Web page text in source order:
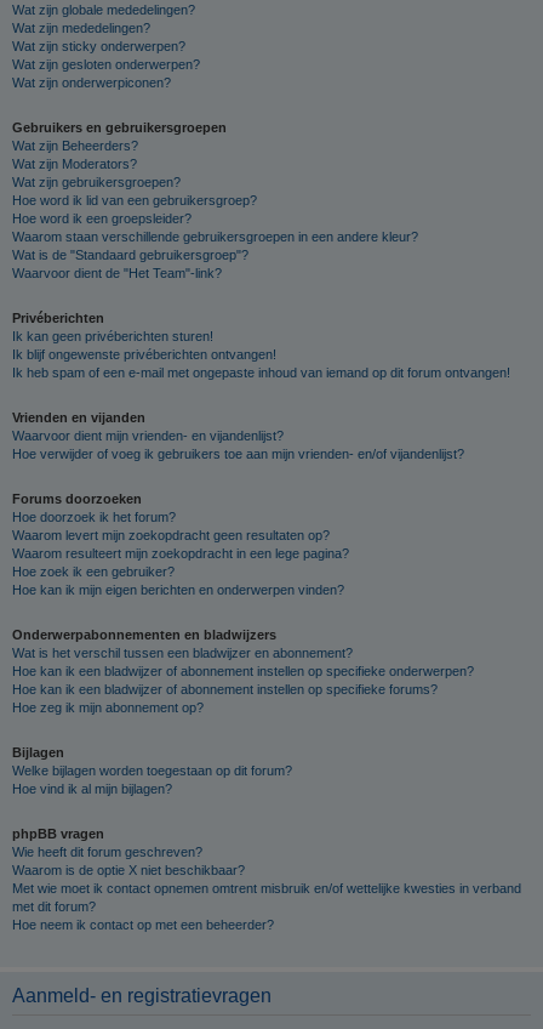
Wat zijn globale mededelingen?
Wat zijn mededelingen?
Wat zijn sticky onderwerpen?
Wat zijn gesloten onderwerpen?
Wat zijn onderwerpiconen?
Gebruikers en gebruikersgroepen
Wat zijn Beheerders?
Wat zijn Moderators?
Wat zijn gebruikersgroepen?
Hoe word ik lid van een gebruikersgroep?
Hoe word ik een groepsleider?
Waarom staan verschillende gebruikersgroepen in een andere kleur?
Wat is de "Standaard gebruikersgroep"?
Waarvoor dient de "Het Team"-link?
Privéberichten
Ik kan geen privéberichten sturen!
Ik blijf ongewenste privéberichten ontvangen!
Ik heb spam of een e-mail met ongepaste inhoud van iemand op dit forum ontvangen!
Vrienden en vijanden
Waarvoor dient mijn vrienden- en vijandenlijst?
Hoe verwijder of voeg ik gebruikers toe aan mijn vrienden- en/of vijandenlijst?
Forums doorzoeken
Hoe doorzoek ik het forum?
Waarom levert mijn zoekopdracht geen resultaten op?
Waarom resulteert mijn zoekopdracht in een lege pagina?
Hoe zoek ik een gebruiker?
Hoe kan ik mijn eigen berichten en onderwerpen vinden?
Onderwerpabonnementen en bladwijzers
Wat is het verschil tussen een bladwijzer en abonnement?
Hoe kan ik een bladwijzer of abonnement instellen op specifieke onderwerpen?
Hoe kan ik een bladwijzer of abonnement instellen op specifieke forums?
Hoe zeg ik mijn abonnement op?
Bijlagen
Welke bijlagen worden toegestaan op dit forum?
Hoe vind ik al mijn bijlagen?
phpBB vragen
Wie heeft dit forum geschreven?
Waarom is de optie X niet beschikbaar?
Met wie moet ik contact opnemen omtrent misbruik en/of wettelijke kwesties in verband
met dit forum?
Hoe neem ik contact op met een beheerder?
Aanmeld- en registratievragen